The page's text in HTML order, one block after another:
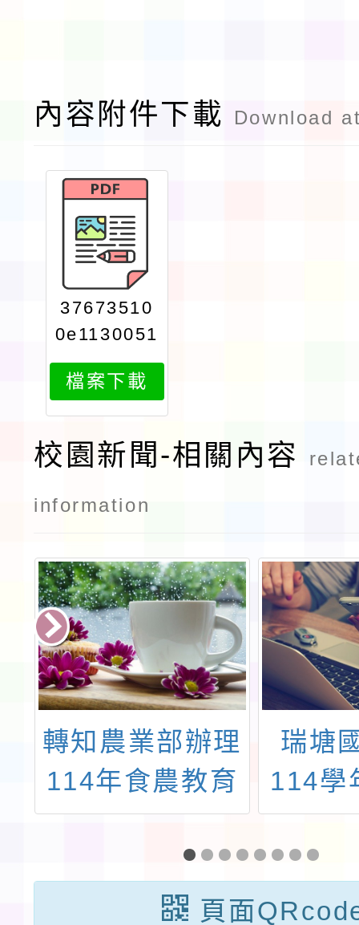
內容附件下載 Download
37673510
0e1130051
362attach
1
檔案下載
校園新聞-相關內容
information
轉知農業部辦理
114年食農教育
優良主題課程研
討會一案
瑞塘
114學
促進
校－
學生
頁面